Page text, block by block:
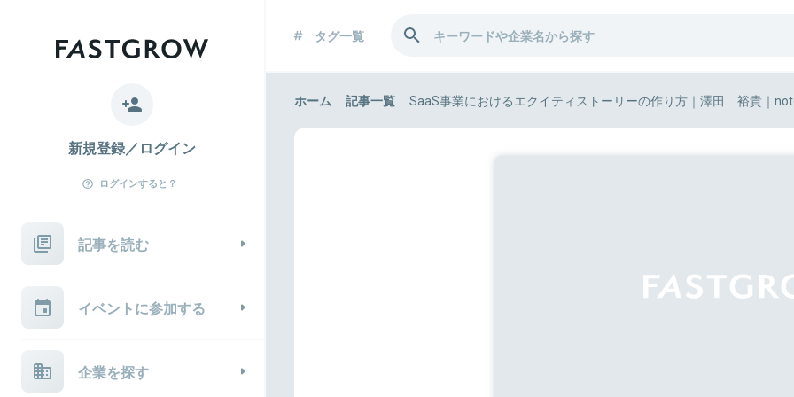
新規登録／ログイン
ログインすると？
記事を読む
イベントに参加する
企業を探す
タグ一覧
ホーム 記事一覧 SaaS事業におけるエクイティストーリーの作り方｜澤田 裕貴｜